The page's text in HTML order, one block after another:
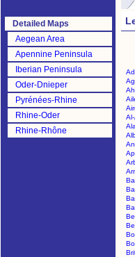
Detailed Maps
Aegean Area
Apennine Peninsula
Iberian Peninsula
Oder-Dnieper
Pyrénées-Rhine
Rhine-Oder
Rhine-Rhône